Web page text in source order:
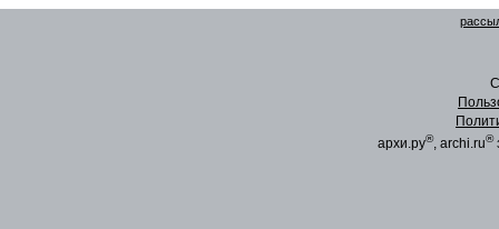
архи.ру®, archi.ru®